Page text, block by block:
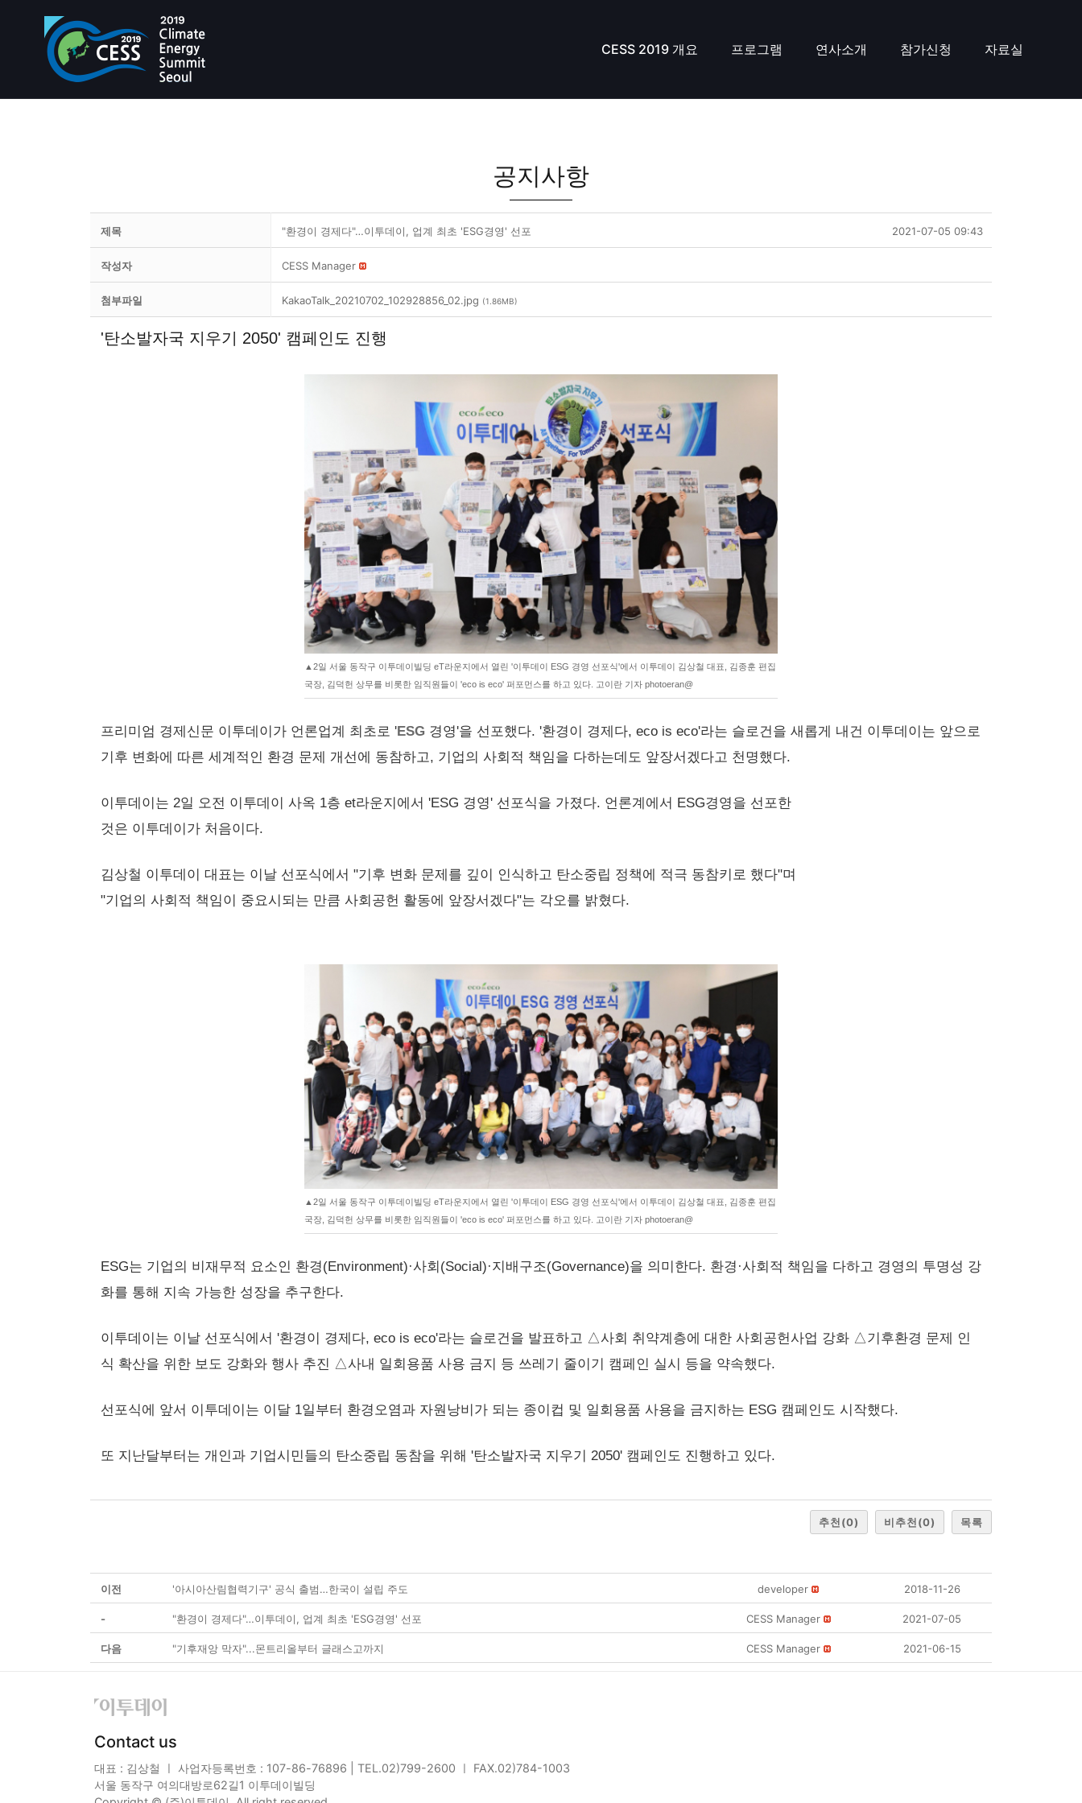
CESS 2019 개요 프로그램 연사소개 참가신청 자료실
공지사항
제목 "환경이 경제다"…이투데이, 업계 최초 'ESG경영' 선포 2021-07-05 09:43
작성자 CESS Manager
첨부파일 KakaoTalk_20210702_102928856_02.jpg (1.86MB)
'탄소발자국 지우기 2050' 캠페인도 진행
▲2일 서울 동작구 이투데이빌딩 eT라운지에서 열린 '이투데이 ESG 경영 선포식'에서 이투데이 김상철 대표, 김종훈 편집
국장, 김덕헌 상무를 비롯한 임직원들이 'eco is eco' 퍼포먼스를 하고 있다. 고이란 기자 photoeran@
프리미엄 경제신문 이투데이가 언론업계 최초로 'ESG 경영'을 선포했다. '환경이 경제다, eco is eco'라는 슬로건을 새롭게 내건 이투데이는 앞으로
기후 변화에 따른 세계적인 환경 문제 개선에 동참하고, 기업의 사회적 책임을 다하는데도 앞장서겠다고 천명했다.
이투데이는 2일 오전 이투데이 사옥 1층 et라운지에서 'ESG 경영' 선포식을 가졌다. 언론계에서 ESG경영을 선포한
것은 이투데이가 처음이다.
김상철 이투데이 대표는 이날 선포식에서 "기후 변화 문제를 깊이 인식하고 탄소중립 정책에 적극 동참키로 했다"며
"기업의 사회적 책임이 중요시되는 만큼 사회공헌 활동에 앞장서겠다"는 각오를 밝혔다.
▲2일 서울 동작구 이투데이빌딩 eT라운지에서 열린 '이투데이 ESG 경영 선포식'에서 이투데이 김상철 대표, 김종훈 편집
국장, 김덕헌 상무를 비롯한 임직원들이 'eco is eco' 퍼포먼스를 하고 있다. 고이란 기자 photoeran@
ESG는 기업의 비재무적 요소인 환경(Environment)·사회(Social)·지배구조(Governance)을 의미한다. 환경·사회적 책임을 다하고 경영의 투명성 강
화를 통해 지속 가능한 성장을 추구한다.
이투데이는 이날 선포식에서 '환경이 경제다, eco is eco'라는 슬로건을 발표하고 △사회 취약계층에 대한 사회공헌사업 강화 △기후환경 문제 인
식 확산을 위한 보도 강화와 행사 추진 △사내 일회용품 사용 금지 등 쓰레기 줄이기 캠페인 실시 등을 약속했다.
선포식에 앞서 이투데이는 이달 1일부터 환경오염과 자원낭비가 되는 종이컵 및 일회용품 사용을 금지하는 ESG 캠페인도 시작했다.
또 지난달부터는 개인과 기업시민들의 탄소중립 동참을 위해 '탄소발자국 지우기 2050' 캠페인도 진행하고 있다.
추천(0) 비추천(0) 목록
이전 '아시아산림협력기구' 공식 출범…한국이 설립 주도 developer 2018-11-26
- "환경이 경제다"…이투데이, 업계 최초 'ESG경영' 선포 CESS Manager 2021-07-05
다음 "기후재앙 막자"...몬트리올부터 글래스고까지 CESS Manager 2021-06-15
Contact us
대표 : 김상철 ㅣ 사업자등록번호 : 107-86-76896 | TEL.02)799-2600 ㅣ FAX.02)784-1003
서울 동작구 여의대방로62길1 이투데이빌딩